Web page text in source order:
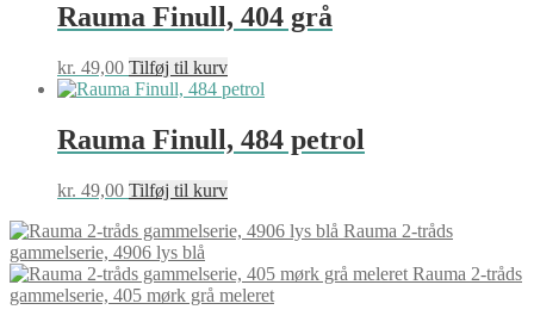
Rauma Finull, 404 grå
kr. 49,00 Tilføj til kurv
Rauma Finull, 484 petrol
kr. 49,00 Tilføj til kurv
Rauma 2-tråds
gammelserie, 4906 lys blå
Rauma 2-tråds
gammelserie, 405 mørk grå meleret